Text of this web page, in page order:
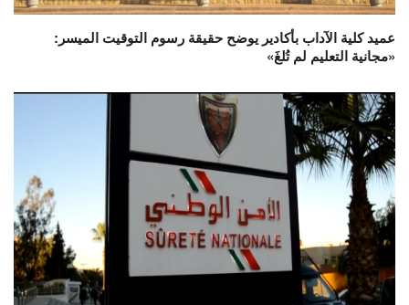
عميد كلية الآداب بأكادير يوضح حقيقة رسوم التوقيت الميسر:
«مجانية التعليم لم تُلغَ»